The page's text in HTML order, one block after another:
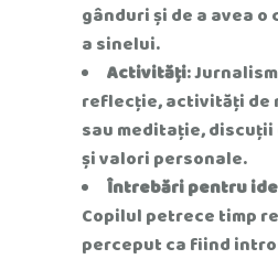
gânduri și de a avea
a sinelui.
Activități:
reflecție, activități de
sau meditație,
și valori personale.
Întrebări pentru
Copilul petrece timp
perceput ca fiind